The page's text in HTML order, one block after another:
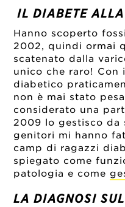
IL DIABETE
Hanno scoperto
2002, quindi ormai
scatenato dalla
unico che raro! Con
diabetico
non è mai stato
considerato una
2009 lo gestisco da
genitori mi hanno
camp di ragazzi
spiegato come
patologia e come
LA DIAGNOSI